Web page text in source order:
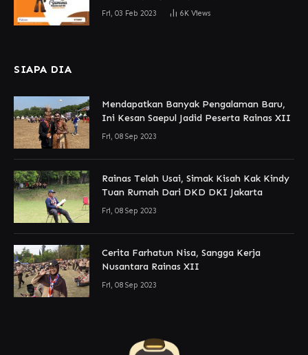
Fri, 03 Feb 2023 6K Views
SIAPA DIA
Mendapatkan Banyak Pengalaman Baru,
Ini Kesan Saepul Jadid Peserta Rainas XII
Fri, 08 Sep 2023
Rainas Telah Usai, Simak Kisah Kak Kindy
Tuan Rumah Dari DKD DKI Jakarta
Fri, 08 Sep 2023
Cerita Farhatun Nisa, Sangga Kerja
Nusantara Rainas XII
Fri, 08 Sep 2023